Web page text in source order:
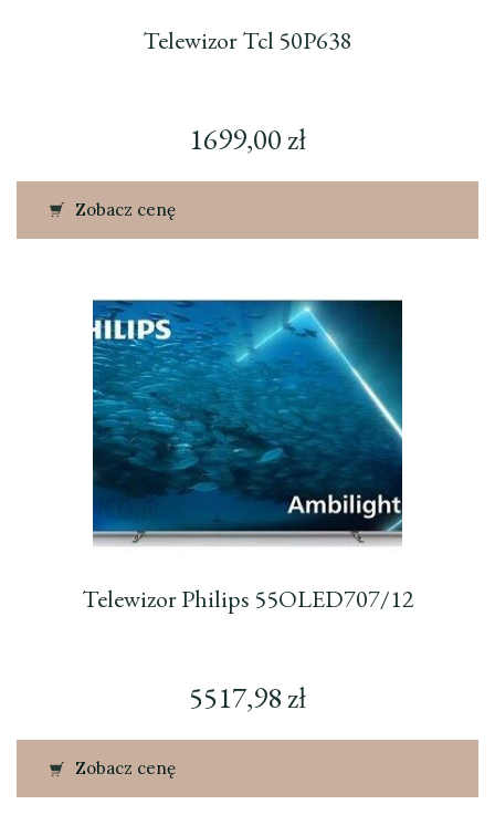
Telewizor Tcl 50P638
1699,00zł
Zobacz cenę
Telewizor Philips 55OLED707/12
5517,98zł
Zobacz cenę